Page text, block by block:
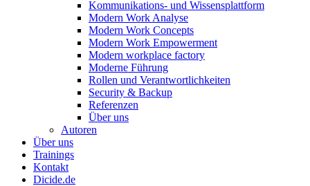
Kommunikations- und Wissensplattform
Modern Work Analyse
Modern Work Concepts
Modern Work Empowerment
Modern workplace factory
Moderne Führung
Rollen und Verantwortlichkeiten
Security & Backup
Referenzen
Über uns
Autoren
Über uns
Trainings
Kontakt
Dicide.de